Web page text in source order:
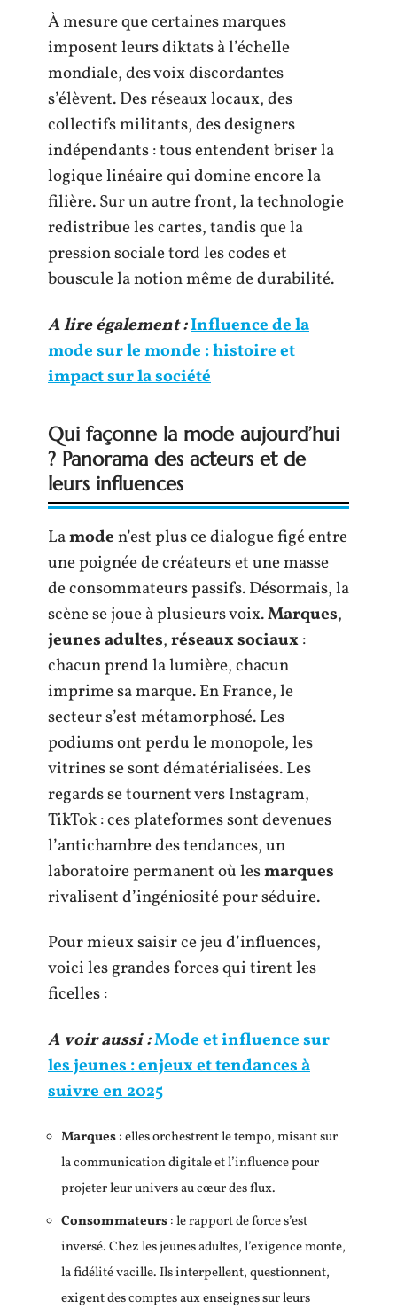
À mesure que certaines marques
imposent leurs diktats à l’échelle
mondiale, des voix discordantes
s’élèvent. Des réseaux locaux, des
collectifs militants, des designers
indépendants : tous entendent briser la
logique linéaire qui domine encore la
filière. Sur un autre front, la technologie
redistribue les cartes, tandis que la
pression sociale tord les codes et
bouscule la notion même de durabilité.
A lire également :Influence de la
mode sur le monde : histoire et
impact sur la société
Qui façonne la mode aujourd’hui
? Panorama des acteurs et de
leurs influences
Lamoden’est plus ce dialogue figé entre
une poignée de créateurs et une masse
de consommateurs passifs. Désormais, la
scène se joue à plusieurs voix.Marques,
jeunes adultes,réseaux sociaux:
chacun prend la lumière, chacun
imprime sa marque. En France, le
secteur s’est métamorphosé. Les
podiums ont perdu le monopole, les
vitrines se sont dématérialisées. Les
regards se tournent vers Instagram,
TikTok : ces plateformes sont devenues
l’antichambre des tendances, un
laboratoire permanent où lesmarques
rivalisent d’ingéniosité pour séduire.
Pour mieux saisir ce jeu d’influences,
voici les grandes forces qui tirent les
ficelles :
A voir aussi :Mode et influence sur
les jeunes : enjeux et tendances à
suivre en 2025
Marques: elles orchestrent le tempo, misant sur
la communication digitale et l’influence pour
projeter leur univers au cœur des flux.
Consommateurs: le rapport de force s’est
inversé. Chez les jeunes adultes, l’exigence monte,
la fidélité vacille. Ils interpellent, questionnent,
exigent des comptes aux enseignes sur leurs